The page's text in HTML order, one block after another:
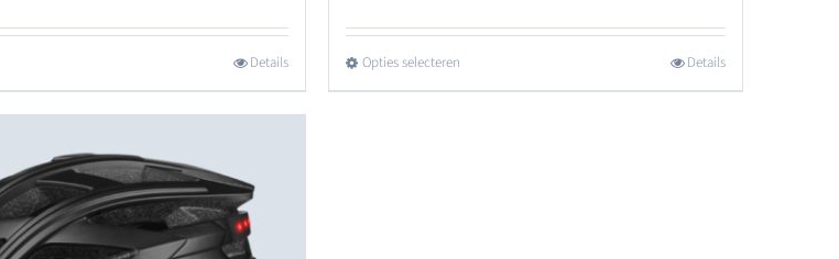
Details Opties selecteren Details